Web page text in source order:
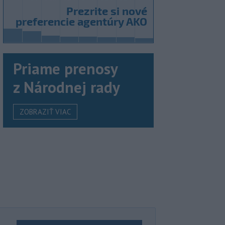
Priame prenosy
z Národnej rady
ZOBRAZIŤ VIAC